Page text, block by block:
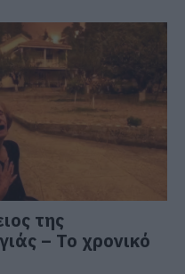
της
– Το χρονικό